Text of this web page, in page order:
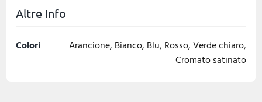
Altre Info
Colori
Arancione, Bianco, Blu, Rosso, Verde chiaro,
Cromato satinato